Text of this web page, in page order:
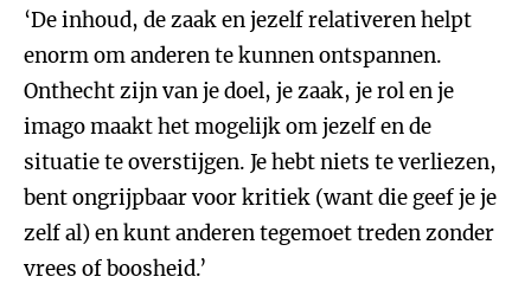
‘De inhoud, de zaak en jezelf relativeren helpt
enorm om anderen te kunnen ontspannen.
Onthecht zijn van je doel, je zaak, je rol en je
imago maakt het mogelijk om jezelf en de
situatie te overstijgen. Je hebt niets te verliezen,
bent ongrijpbaar voor kritiek (want die geef je je
zelf al) en kunt anderen tegemoet treden zonder
vrees of boosheid.’